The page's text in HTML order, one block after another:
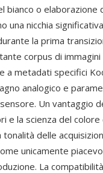
bianco o elaborazione
una nicchia
la prima
corpus di
a metadati specifici
analogico e
Un vantaggio
e la scienza del
delle
unicamente
La